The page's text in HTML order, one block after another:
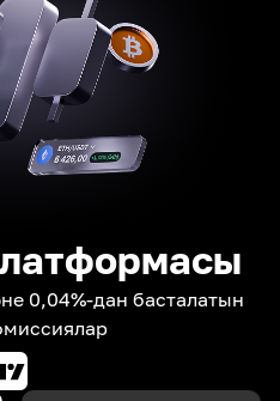
0,04%-дан басталатын